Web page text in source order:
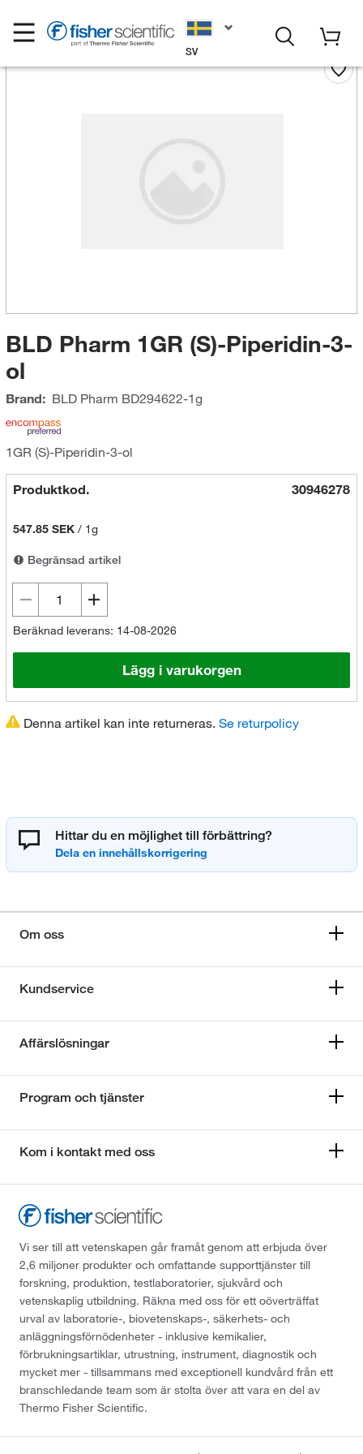
SV
BLD Pharm 1GR (S)-Piperidin-3-
ol
Brand: BLD Pharm BD294622-1g
1GR (S)-Piperidin-3-ol
Produktkod. 30946278
547.85 SEK/ 1g
Begränsad artikel
Beräknad leverans: 14-08-2026
Lägg i varukorgen
Denna artikel kan inte returneras. Se returpolicy
Hittar du en möjlighet till förbättring?
Om oss
Kundservice
Affärslösningar
Program och tjänster
Kom i kontakt med oss
Vi ser till att vetenskapen går framåt genom att erbjuda över
2,6 miljoner produkter och omfattande supporttjänster till
forskning, produktion, testlaboratorier, sjukvård och
vetenskaplig utbildning. Räkna med oss för ett oöverträffat
urval av laboratorie-, biovetenskaps-, säkerhets- och
anläggningsförnödenheter - inklusive kemikalier,
förbrukningsartiklar, utrustning, instrument, diagnostik och
mycket mer - tillsammans med exceptionell kundvård från ett
branschledande team som är stolta över att vara en del av
Thermo Fisher Scientific.